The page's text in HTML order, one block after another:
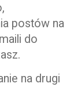
postów na
do
na drugi